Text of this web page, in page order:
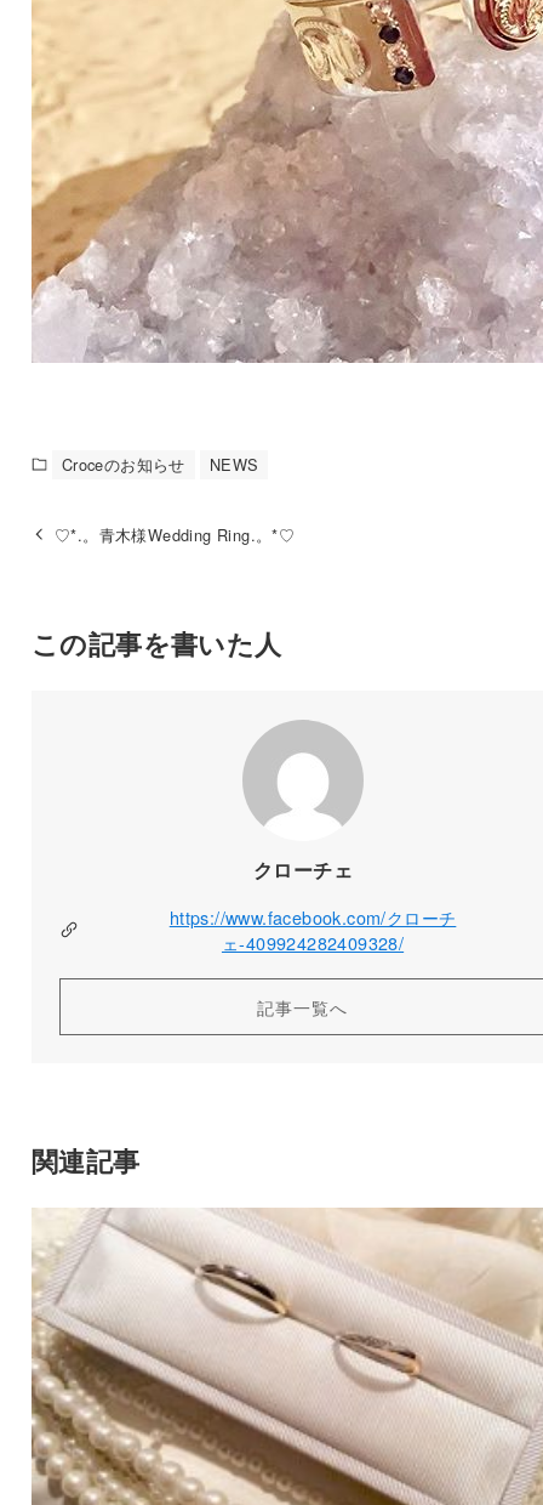
Croceのお知らせ NEWS
♡*.。青木様Wedding Ring.。*♡
この記事を書いた人
クローチェ
https://www.facebook.com/クローチ
ェ-409924282409328/
記事一覧へ
関連記事